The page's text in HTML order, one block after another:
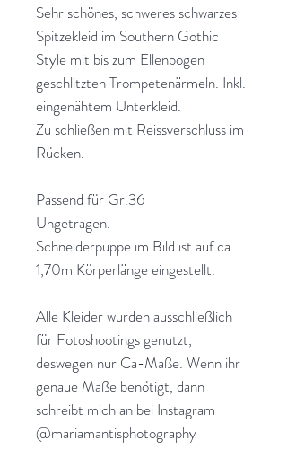
Sehr schönes, schweres schwarzes
Spitzekleid im Southern Gothic
Style mit bis zum Ellenbogen
geschlitzten Trompetenärmeln. Inkl.
eingenähtem Unterkleid.
Zu schließen mit Reissverschluss im
Rücken.
Passend für Gr.36
Ungetragen.
Schneiderpuppe im Bild ist auf ca
1,70m Körperlänge eingestellt.
Alle Kleider wurden ausschließlich
für Fotoshootings genutzt,
deswegen nur Ca-Maße. Wenn ihr
genaue Maße benötigt, dann
schreibt mich an bei Instagram
@mariamantisphotography